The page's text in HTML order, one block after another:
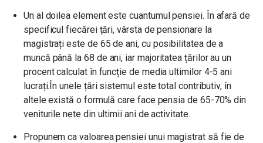
Un al doilea element este cuantumul pensiei. În afară de
specificul fiecărei țări, vârsta de pensionare la
magistrați este de 65 de ani, cu posibilitatea de a
muncă până la 68 de ani, iar majoritatea țărilor au un
procent calculat în funcție de media ultimilor 4-5 ani
lucrați.În unele țări sistemul este total contributiv, în
altele există o formulă care face pensia de 65-70% din
veniturile nete din ultimii ani de activitate.
Propunem ca valoarea pensiei unui magistrat să fie de